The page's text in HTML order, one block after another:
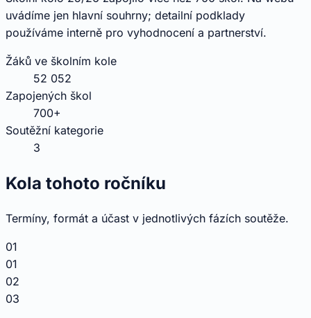
uvádíme jen hlavní souhrny; detailní podklady
používáme interně pro vyhodnocení a partnerství.
Žáků ve školním kole
52 052
Zapojených škol
700+
Soutěžní kategorie
3
Kola tohoto ročníku
Termíny, formát a účast v jednotlivých fázích soutěže.
01
01
02
03